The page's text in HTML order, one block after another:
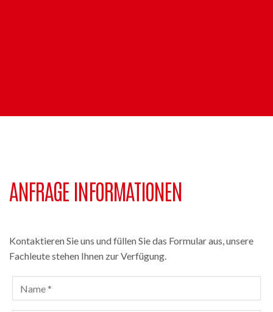
ANFRAGE INFORMATIONEN
Kontaktieren Sie uns und füllen Sie das Formular aus, unsere
Fachleute stehen Ihnen zur Verfügung.